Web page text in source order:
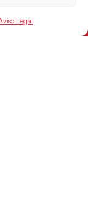
Legal